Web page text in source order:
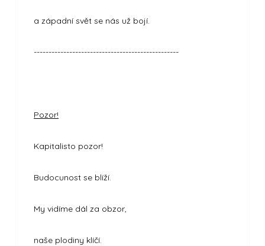
a západní svět se nás už bojí.
-------------------------------------------------
Pozor!
Kapitalisto pozor!
Budocunost se blíží.
My vidíme dál za obzor,
naše plodiny klíčí.